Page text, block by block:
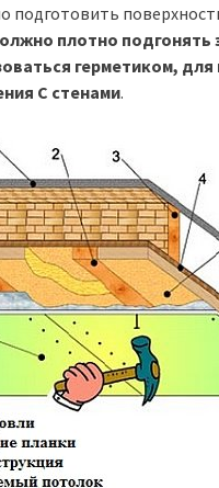
подготовить
плотно
герметиком,
С стенами.